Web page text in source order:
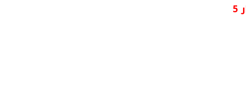
مصر تنتج 3500 طنًا من المبيدات سنويا.. ولم يزيد استهلك مصر من المبيدات على مدار 5